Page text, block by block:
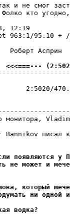
и не смог
кто
12:19
963:1/95.10 + /
Роберт Асприн
2:5020/
монитора,
Bannikov писал
появляются у
не может и
который
ни одной
водка?